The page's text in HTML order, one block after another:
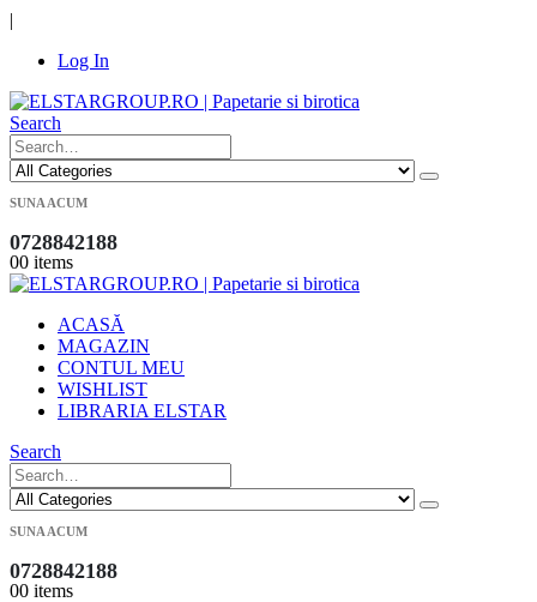
|
Log In
Search
SUNA ACUM
0728842188
00 items
ACASĂ
MAGAZIN
CONTUL MEU
WISHLIST
LIBRARIA ELSTAR
Search
SUNA ACUM
0728842188
00 items